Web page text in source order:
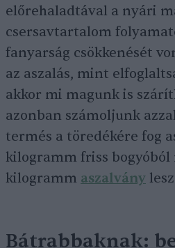
előrehaladtával a nyári
csersavtartalom
fanyarság csökkenését
az aszalás, mint
akkor mi magunk is
azonban számoljunk
termés a töredékére fog
kilogramm friss bogyóból
kilogramm aszalvány
Bátrabbaknak: